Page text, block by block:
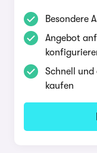
Besondere
Angebot
Schnell
kaufen